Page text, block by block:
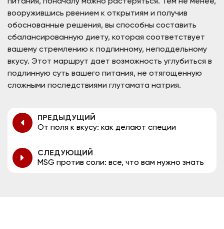
вооружившись рвением к открытиям и получив
обоснованные решения, вы способны составить
сбалансированную диету, которая соответствует
вашему стремлению к подлинному, неподдельному
вкусу. Этот маршрут дает возможность углубиться в
подлинную суть вашего питания, не отягощенную
сложными последствиями глутамата натрия.
ПРЕДЫДУЩИЙ
От поля к вкусу: как делают специи
СЛЕДУЮЩИЙ
MSG против соли: все, что вам нужно знать